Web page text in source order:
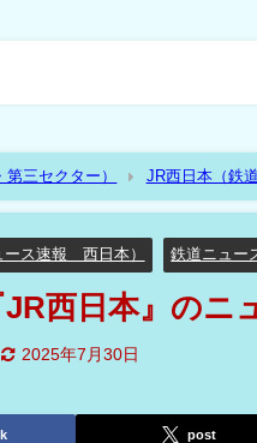
三セクター） JR西日本（鉄
ース速報 西日本） 鉄道ニュー
西日本』のニ
2025年7月30日
post